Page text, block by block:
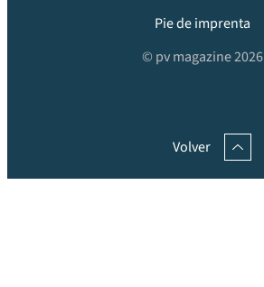
Pie de imprenta
© pv magazine 2026
Volver